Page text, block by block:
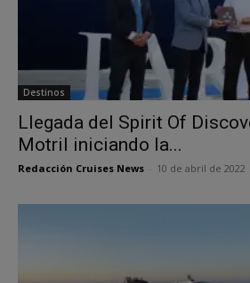
Destinos
Llegada del Spirit Of
Motril iniciando la...
Redacción Cruises News 10 de abril de 2022